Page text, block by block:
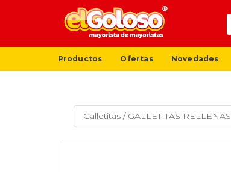
Productos Ofertas Novedades
Galletitas / GALLETITAS RELLENAS